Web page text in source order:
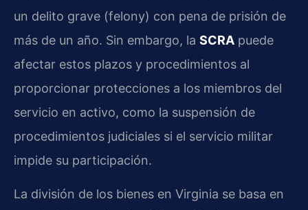
un delito grave (felony) con pena de prisión de
más de un año. Sin embargo, la SCRA puede
afectar estos plazos y procedimientos al
proporcionar protecciones a los miembros del
servicio en activo, como la suspensión de
procedimientos judiciales si el servicio militar
impide su participación.
La división de los bienes en Virginia se basa en